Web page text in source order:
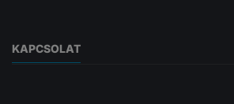
KAPCSOLAT